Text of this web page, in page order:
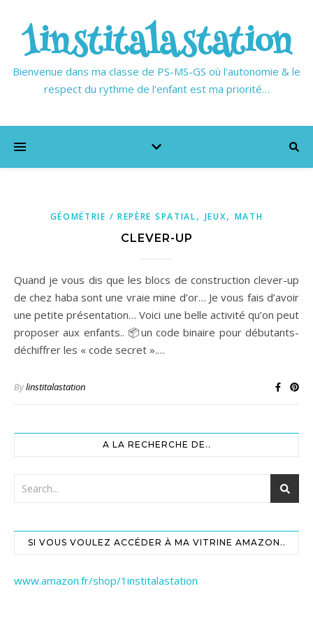
1institalastation
Bienvenue dans ma classe de PS-MS-GS où l'autonomie & le
respect du rythme de l'enfant est ma priorité…
GÉOMÉTRIE / REPÈRE SPATIAL, JEUX, MATH
CLEVER-UP
Quand je vous dis que les blocs de construction clever-up
de chez haba sont une vraie mine d’or… Je vous fais d’avoir
une petite présentation… Voici une belle activité qu’on peut
proposer aux enfants.. 📦un code binaire pour débutants-
déchiffrer les « code secret ».…
Bylinstitalastation
A LA RECHERCHE DE..
SI VOUS VOULEZ ACCÉDER À MA VITRINE AMAZON..
www.amazon.fr/shop/1institalastation